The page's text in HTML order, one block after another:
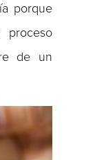
porque
proceso
de un